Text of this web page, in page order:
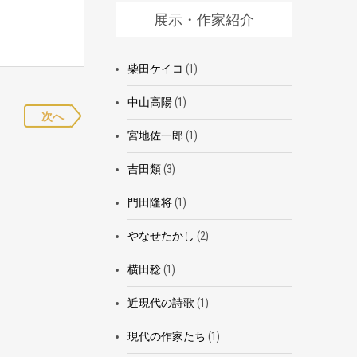
次へ
展示・作家紹介
柴田ケイコ (1)
中山高陽(1)
宮地佐一郎 (1)
吉田類(3)
門田隆将(1)
やなせたかし (2)
横田稔(1)
近現代の詩歌 (1)
現代の作家たち (1)